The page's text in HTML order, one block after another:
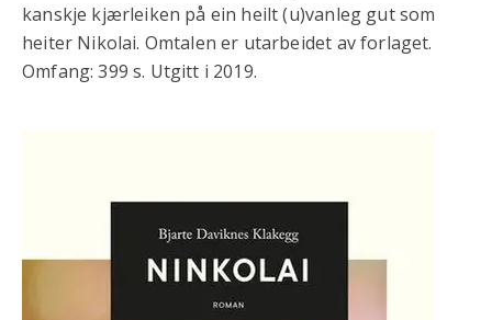
kanskje kjærleiken på ein heilt (u)vanleg gut som
heiter Nikolai. Omtalen er utarbeidet av forlaget.
Omfang: 399 s. Utgitt i 2019.